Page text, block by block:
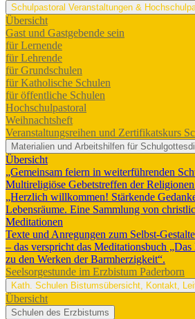
Schulpastoral Veranstaltungen &
Übersicht
Gast und Gastgebende sein
für Lernende
für Lehrende
für Grundschulen
für Katholische Schulen
für öffentliche Schulen
Hochschulpastoral
Weihnachtsheft
Veranstaltungsreihen und Zertifikatskurs
Materialien und Arbeitshilfen für
Übersicht
„Gemeinsam feiern in weiterführenden
Multireligiöse Gebetstreffen der Religionen
„Herzlich willkommen! Stärkende
Lebensräume. Eine Sammlung von
Meditationen
Texte und Anregungen zum Selbst-
– das verspricht das Meditationsbuch
zu den Werken der Barmherzigkeit“.
Seelsorgestunde im Erzbistum Paderborn
Kath. Schulen Bistumsübersicht, Kontakt,
Übersicht
Schulen des Erzbistums